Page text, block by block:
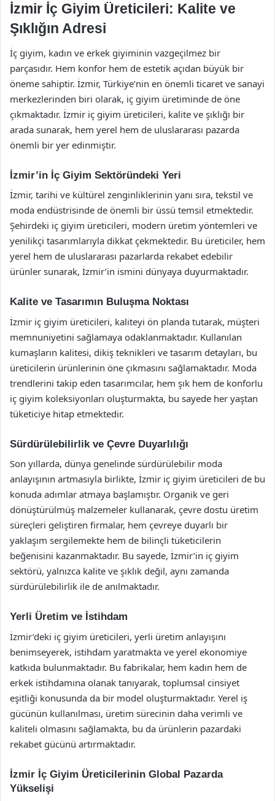
İzmir İç Giyim Üreticileri: Kalite ve
Şıklığın Adresi
İç giyim, kadın ve erkek giyiminin vazgeçilmez bir
parçasıdır. Hem konfor hem de estetik açıdan büyük bir
öneme sahiptir. İzmir, Türkiye’nin en önemli ticaret ve sanayi
merkezlerinden biri olarak, iç giyim üretiminde de öne
çıkmaktadır. İzmir iç giyim üreticileri, kalite ve şıklığı bir
arada sunarak, hem yerel hem de uluslararası pazarda
önemli bir yer edinmiştir.
İzmir’in İç Giyim Sektöründeki Yeri
İzmir, tarihi ve kültürel zenginliklerinin yanı sıra, tekstil ve
moda endüstrisinde de önemli bir üssü temsil etmektedir.
Şehirdeki iç giyim üreticileri, modern üretim yöntemleri ve
yenilikçi tasarımlarıyla dikkat çekmektedir. Bu üreticiler, hem
yerel hem de uluslararası pazarlarda rekabet edebilir
ürünler sunarak, İzmir’in ismini dünyaya duyurmaktadır.
Kalite ve Tasarımın Buluşma Noktası
İzmir iç giyim üreticileri, kaliteyi ön planda tutarak, müşteri
memnuniyetini sağlamaya odaklanmaktadır. Kullanılan
kumaşların kalitesi, dikiş teknikleri ve tasarım detayları, bu
üreticilerin ürünlerinin öne çıkmasını sağlamaktadır. Moda
trendlerini takip eden tasarımcılar, hem şık hem de konforlu
iç giyim koleksiyonları oluşturmakta, bu sayede her yaştan
tüketiciye hitap etmektedir.
Sürdürülebilirlik ve Çevre Duyarlılığı
Son yıllarda, dünya genelinde sürdürülebilir moda
anlayışının artmasıyla birlikte, İzmir iç giyim üreticileri de bu
konuda adımlar atmaya başlamıştır. Organik ve geri
dönüştürülmüş malzemeler kullanarak, çevre dostu üretim
süreçleri geliştiren firmalar, hem çevreye duyarlı bir
yaklaşım sergilemekte hem de bilinçli tüketicilerin
beğenisini kazanmaktadır. Bu sayede, İzmir’in iç giyim
sektörü, yalnızca kalite ve şıklık değil, aynı zamanda
sürdürülebilirlik ile de anılmaktadır.
Yerli Üretim ve İstihdam
İzmir’deki iç giyim üreticileri, yerli üretim anlayışını
benimseyerek, istihdam yaratmakta ve yerel ekonomiye
katkıda bulunmaktadır. Bu fabrikalar, hem kadın hem de
erkek istihdamına olanak tanıyarak, toplumsal cinsiyet
eşitliği konusunda da bir model oluşturmaktadır. Yerel iş
gücünün kullanılması, üretim sürecinin daha verimli ve
kaliteli olmasını sağlamakta, bu da ürünlerin pazardaki
rekabet gücünü artırmaktadır.
İzmir İç Giyim Üreticilerinin Global Pazarda
Yükselişi